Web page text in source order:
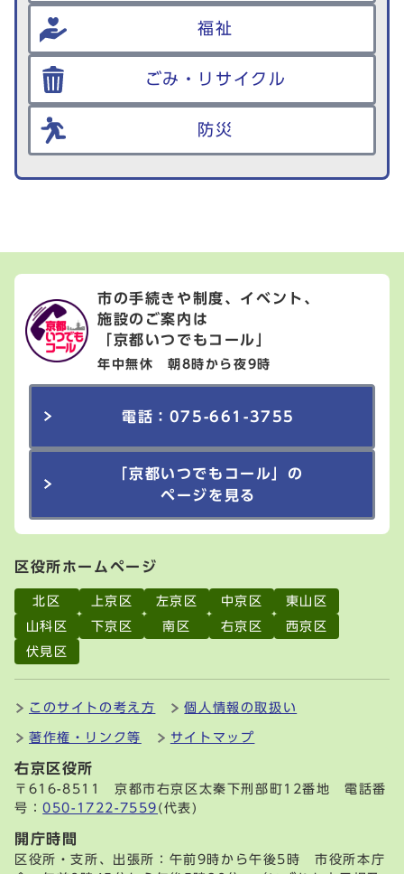
福祉
ごみ・リサイクル
防災
市の手続きや制度、イベント、
施設のご案内は
「京都いつでもコール」
年中無休 朝8時から夜9時
電話：075-661-3755
「京都いつでもコール」の
ページを見る
区役所ホームページ
北区 上京区 左京区 中京区
東山区
山科区
下京区 南区 右京区
西京区
伏見区
このサイトの考え方 個人情報の取扱い
著作権・リンク等 サイトマップ
右京区役所
〒616-8511 京都市右京区太秦下刑部町12番地 電話番
号：050-1722-7559 (代表)
開庁時間
区役所・支所、出張所：午前9時から午後5時 市役所本庁